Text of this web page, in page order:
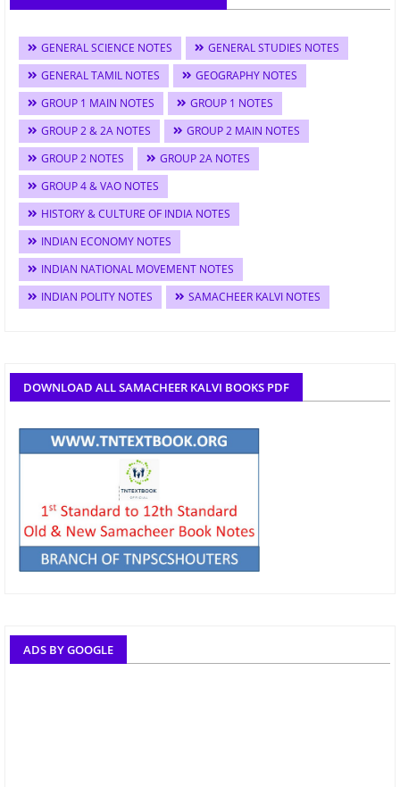
GENERAL SCIENCE NOTES
GENERAL STUDIES NOTES
GENERAL TAMIL NOTES
GEOGRAPHY NOTES
GROUP 1 MAIN NOTES
GROUP 1 NOTES
GROUP 2 & 2A NOTES
GROUP 2 MAIN NOTES
GROUP 2 NOTES
GROUP 2A NOTES
GROUP 4 & VAO NOTES
HISTORY & CULTURE OF INDIA NOTES
INDIAN ECONOMY NOTES
INDIAN NATIONAL MOVEMENT NOTES
INDIAN POLITY NOTES
SAMACHEER KALVI NOTES
DOWNLOAD ALL SAMACHEER KALVI BOOKS PDF
ADS BY GOOGLE